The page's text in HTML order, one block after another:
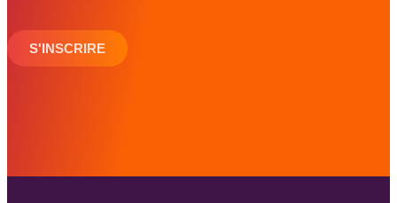
S'INSCRIRE